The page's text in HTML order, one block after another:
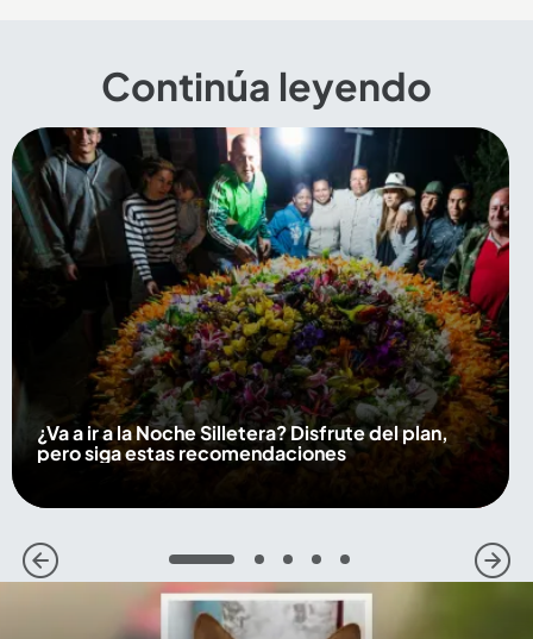
Continúa leyendo
¿Va a ir a la Noche Silletera? Disfrute del plan,
pero siga estas recomendaciones
1 2 3 4 5